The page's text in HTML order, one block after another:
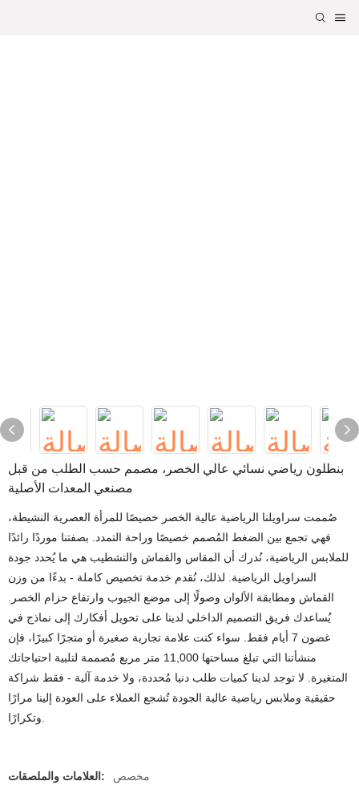
بنطلون رياضي نسائي عالي الخصر، مصمم حسب الطلب من قبل
مصنعي المعدات الأصلية
صُممت سراويلنا الرياضية عالية الخصر خصيصًا للمرأة العصرية النشيطة،
فهي تجمع بين الضغط المُصمم خصيصًا وراحة التمدد. بصفتنا موردًا رائدًا
للملابس الرياضية، نُدرك أن المقاس والقماش والتشطيب هي ما يُحدد جودة
السراويل الرياضية. لذلك، نُقدم خدمة تخصيص كاملة - بدءًا من وزن
القماش ومطابقة الألوان وصولًا إلى موضع الجيوب وارتفاع حزام الخصر.
يُساعدك فريق التصميم الداخلي لدينا على تحويل أفكارك إلى نماذج في
غضون 7 أيام فقط. سواء كنت علامة تجارية صغيرة أو متجرًا كبيرًا، فإن
منشأتنا التي تبلغ مساحتها 11,000 متر مربع مُصممة لتلبية احتياجاتك
المتغيرة. لا توجد لدينا كميات طلب دنيا مُحددة، ولا خدمة آلية - فقط شراكة
حقيقية وملابس رياضية عالية الجودة تُشجع العملاء على العودة إلينا مرارًا
وتكرارًا.
العلامات والملصقات: مخصص